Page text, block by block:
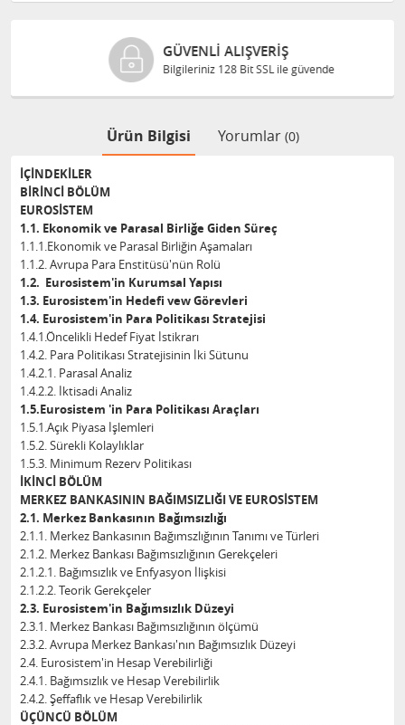
GÜVENLI ALIŞVERIŞ
Bilgileriniz 128 Bit SSL ile güvende
Ürün Bilgisi Yorumlar (0)
İÇİNDEKİLER
BİRİNCİ BÖLÜM
EUROSİSTEM
1.1. Ekonomik ve Parasal Birliğe Giden Süreç
1.1.1.Ekonomik ve Parasal Birliğin Aşamaları
1.1.2. Avrupa Para Enstitüsü'nün Rolü
1.2. Eurosistem'in Kurumsal Yapısı
1.3. Eurosistem'in Hedefi vew Görevleri
1.4. Eurosistem'in Para Politikası Stratejisi
1.4.1.Öncelikli Hedef Fiyat İstikrarı
1.4.2. Para Politikası Stratejisinin İki Sütunu
1.4.2.1. Parasal Analiz
1.4.2.2. İktisadi Analiz
1.5.Eurosistem 'in Para Politikası Araçları
1.5.1.Açık Piyasa İşlemleri
1.5.2. Sürekli Kolaylıklar
1.5.3. Minimum Rezerv Politikası
İKİNCİ BÖLÜM
MERKEZ BANKASININ BAĞIMSIZLIĞI VE EUROSİSTEM
2.1. Merkez Bankasının Bağımsızlığı
2.1.1. Merkez Bankasının Bağımszlığının Tanımı ve Türleri
2.1.2. Merkez Bankası Bağımsızlığının Gerekçeleri
2.1.2.1. Bağımsızlık ve Enfyasyon İlişkisi
2.1.2.2. Teorik Gerekçeler
2.3. Eurosistem'in Bağımsızlık Düzeyi
2.3.1. Merkez Bankası Bağımsızlığının ölçümü
2.3.2. Avrupa Merkez Bankası'nın Bağımsızlık Düzeyi
2.4. Eurosistem'in Hesap Verebilirliği
2.4.1. Bağımsızlık ve Hesap Verebilirlik
2.4.2. Şeffaflık ve Hesap Verebilirlik
ÜÇÜNCÜ BÖLÜM